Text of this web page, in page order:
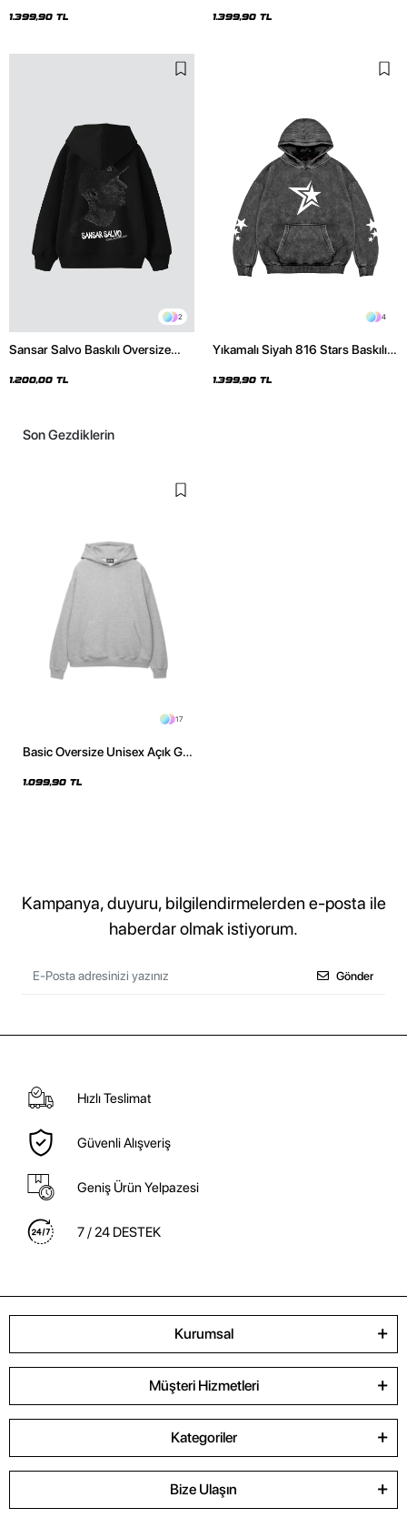
1.399,90 TL
Hoodie
1.399,90 TL
2
Sansar Salvo Baskılı Oversize
1.200,00 TL
4
Yıkamalı Siyah 816 Stars Baskılı
1.399,90 TL
Son Gezdiklerin
17
Basic Oversize Unisex Açık Gri
1.099,90 TL
Kampanya, duyuru, bilgilendirmelerden e-posta ile
haberdar olmak istiyorum.
Gönder
Hızlı Teslimat
Güvenli Alışveriş
Geniş Ürün Yelpazesi
7 / 24 DESTEK
Kurumsal
Müşteri Hizmetleri
Kategoriler
Bize Ulaşın